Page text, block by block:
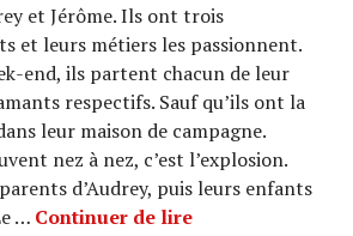
et Jérôme. Ils ont trois
et leurs métiers les passionnent.
end, ils partent chacun de leur
respectifs. Sauf qu’ils ont la
leur maison de campagne.
nez à nez, c’est l’explosion.
d’Audrey, puis leurs enfants
… Continuer de lireCINEMA : «